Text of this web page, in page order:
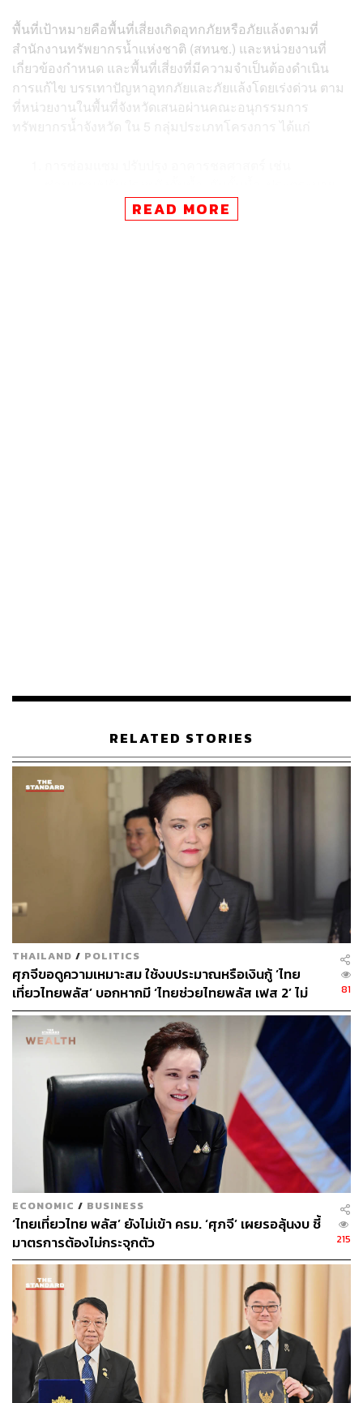
พื้นที่เป้าหมายคือพื้นที่เสี่ยงเกิดอุทกภัยหรือภัยแล้งตามที่
สำนักงานทรัพยากรน้ำแห่งชาติ (สทนช.) และหน่วยงานที่
เกี่ยวข้องกำหนด และพื้นที่เสี่ยงที่มีความจำเป็นต้องดำเนิน
การแก้ไข บรรเทาปัญหาอุทกภัยและภัยแล้งโดยเร่งด่วน ตาม
ที่หน่วยงานในพื้นที่จังหวัดเสนอผ่านคณะอนุกรรมการ
ทรัพยากรน้ำจังหวัด ใน 5 กลุ่มประเภทโครงการ ได้แก่
น้ำ, คลองส่ง/ระบายน้ำ, อาคารบังคับน้ำ และสถานีโทร
ทหารพัฒนา จำนวน 32 รายการ วงเงิน 23.31 ล้านบาท
กระทรวงการอุดมศึกษา วิทยาศาสตร์ วิจัยและ
นวัตกรรม โดยสถาบันสารสนเทศทรัพยากรน้ำ
(องค์การมหาชน) จำนวน 2 รายการ วงเงิน 76.45 ล้าน
กระทรวงเกษตรและสหกรณ์ โดยกรมชลประทาน กรม
ฝนหลวงและการบินเกษตร จำนวน 411 รายการ วงเงิน
1,190.43 ล้านบาท
กระทรวงทรัพยากรธรรมชาติและสิ่งแวดล้อม โดยกรม
ทรัพยากรน้ำ กรมทรัพยากรน้ำบาดาล จำนวน 139
รายการ วงเงิน 432.91 ล้านบาท
กระทรวงมหาดไทย โดยเทศบาลเมือง เทศบาลตำบล
เทศบาลนคร จังหวัด องค์การบริหารส่วนจังหวัด
องค์การบริหารส่วนตำบล รวม 777 รายการ วงเงิน
2,296.70 ล้านบาท
ธนกรยังกล่าวเพิ่มเติมว่า สทนช. ประเมินว่า หากดำเนินการ
แล้วเสร็จจะมีพื้นที่รับประโยชน์ประมาณ 35,723 ไร่ มี
ปริมาณน้ำเพิ่มขึ้นประมาณ 34.02 ล้านลูกบาศก์เมตร
ประชาชนได้รับประโยชน์ประมาณ 36,735 ครัวเรือน และ
สามารถกำจัดผักตบชวา/วัชพืชน้ำได้ประมาณ 4.74 ล้านตัน
รวมถึงสามารถซ่อมแซม/ปรับปรุงอาคารชลศาสตร์ให้
สามารถใช้งานได้ตามวัตถุประสงค์ จำนวน 394 แห่ง รวมทั้ง
ยังเป็นการเพิ่มการลงทุนภาครัฐโดยการช่วยกระตุ้นการซื้อ
วัสดุและจ้างแรงงานคนในท้องถิ่นด้วย
TAGS: ประยุทธ์ จันทร์โอชา
คณะรัฐมนตรี
สำนักงานทรัพยากรน้ำแห่งชาติ
ธนกร วังบุญคงชนะ
ทรัพยากรน้ำ
READ MORE
RELATED STORIES
THAILAND / POLITICS
ศุภจีขอดูความเหมาะสม ใช้งบประมาณหรือเงินกู้ ‘ไทย
เที่ยวไทยพลัส’ บอกหากมี ‘ไทยช่วยไทยพลัส เฟส 2’ ไม่
จำเป็นต้องออกพร้อมกัน
81
ECONOMIC / BUSINESS
‘ไทยเที่ยวไทย พลัส’ ยังไม่เข้า ครม. ‘ศุภจี’ เผยรอลุ้นงบ ชี้
มาตรการต้องไม่กระจุกตัว
215